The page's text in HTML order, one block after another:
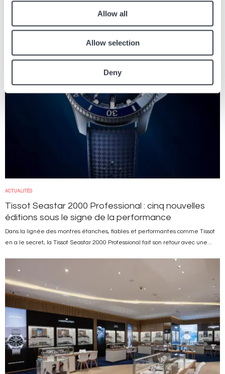
Allow all
Allow selection
Deny
Retrouvez les autres articles du journal en lien avec l’article ci dessus.
Image
ACTUALITÉS
Tissot Seastar 2000 Professional : cinq nouvelles
éditions sous le signe de la performance
Dans la lignée des montres étanches, fiables et performantes comme Tissot
en a le secret, la Tissot Seastar 2000 Professional fait son retour avec une...